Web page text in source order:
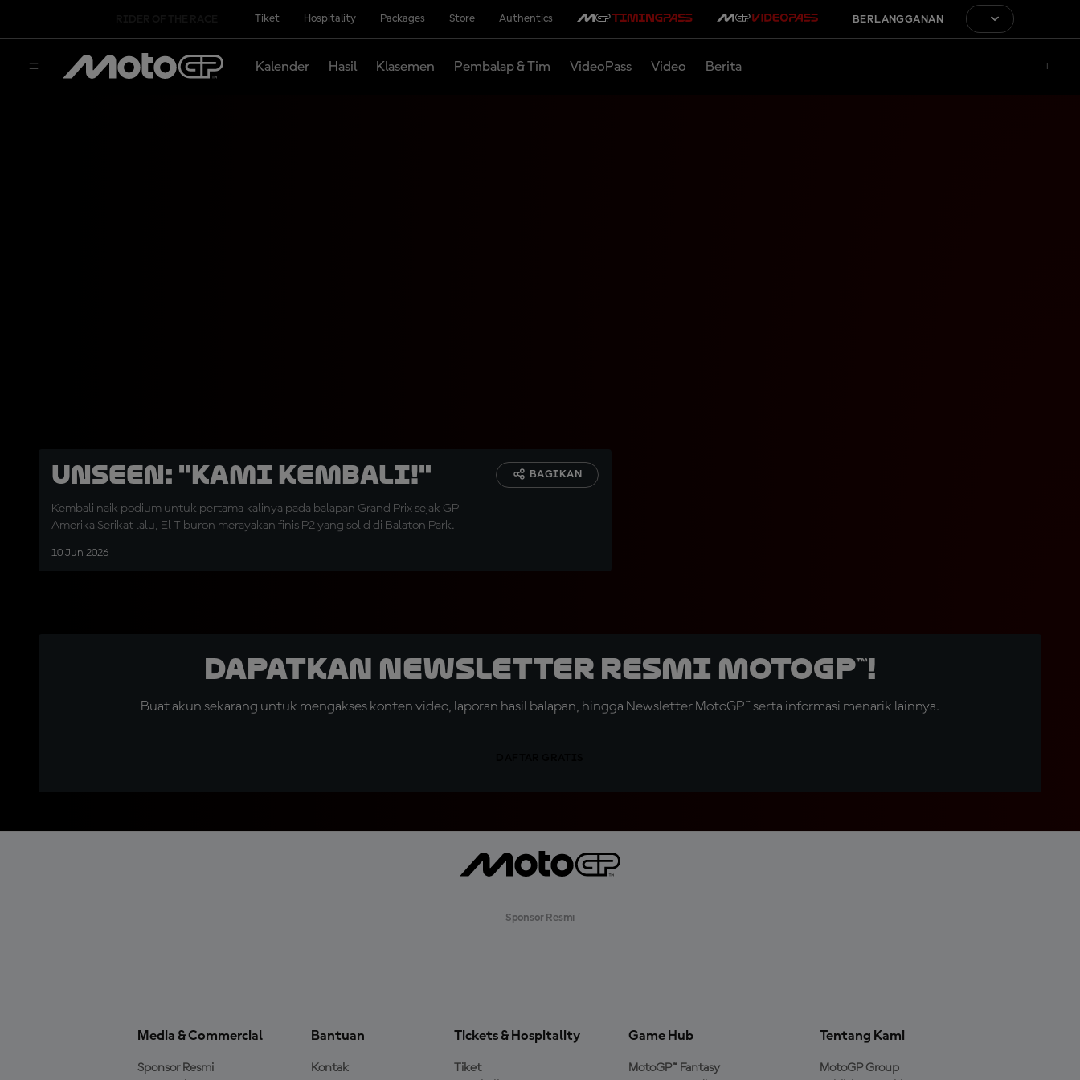
Tiket Hospitality Packages Store Authentics BERLANGGANAN
Kalender Hasil Klasemen Pembalap & Tim VideoPass Video Berita
UNSEEN: "Kami Kembali!"
Kembali naik podium untuk pertama kalinya pada balapan Grand Prix sejak GP
Amerika Serikat lalu, El Tiburon merayakan finis P2 yang solid di Balaton Park.
10 Jun 2026
BAGIKAN
Dapatkan Newsletter Resmi MotoGP™!
Buat akun sekarang untuk mengakses konten video, laporan hasil balapan, hingga Newsletter MotoGP™ serta informasi menarik lainnya.
Sponsor Resmi
Media & Commercial
Sponsor Resmi
Bantuan
Kontak
Tickets & Hospitality
Tiket
Game Hub
MotoGP™ Fantasy
Tentang Kami
MotoGP Group